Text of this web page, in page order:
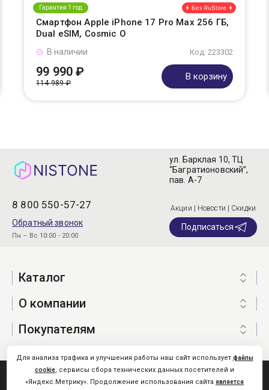
Гарантия 1 год
Смартфон Apple iPhone 17 Pro Max 256 ГБ,
Dual eSIM, Cosmic O
Код: 223302
В наличии
99 990 ₽
114 989 ₽
В корзину
8 800 550-57-27
Обратный звонок
Пн – Вс 10:00 - 20:00
ул. Барклая 10, ТЦ
“Багратионовский”,
пав. А-7
Акции | Новости | Скидки
Подписаться
Каталог
О компании
Покупателям
Nistone.Ru © 2026
Для анализа трафика и улучшения работы наш сайт использует файлы
cookie, сервисы сбора технических данных посетителей и
«Яндекс.Метрику». Продолжение использования сайта является